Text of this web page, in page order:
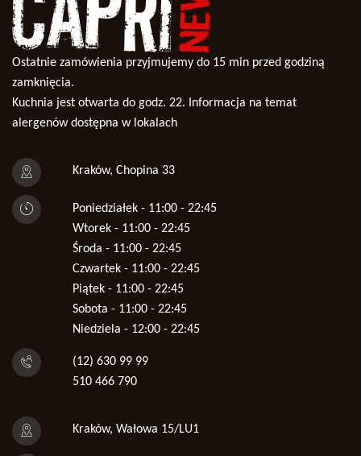
Ostatnie zamówienia przyjmujemy do 15 min przed godziną
zamknięcia.
Kuchnia jest otwarta do godz. 22. Informacja na temat
alergenów dostępna w lokalach
Kraków, Chopina 33
Poniedziałek - 11:00 - 22:45
Wtorek - 11:00 - 22:45
Środa - 11:00 - 22:45
Czwartek - 11:00 - 22:45
Piątek - 11:00 - 22:45
Sobota - 11:00 - 22:45
Niedziela - 12:00 - 22:45
(12) 630 99 99
510 466 790
Kraków, Wałowa 15/LU1